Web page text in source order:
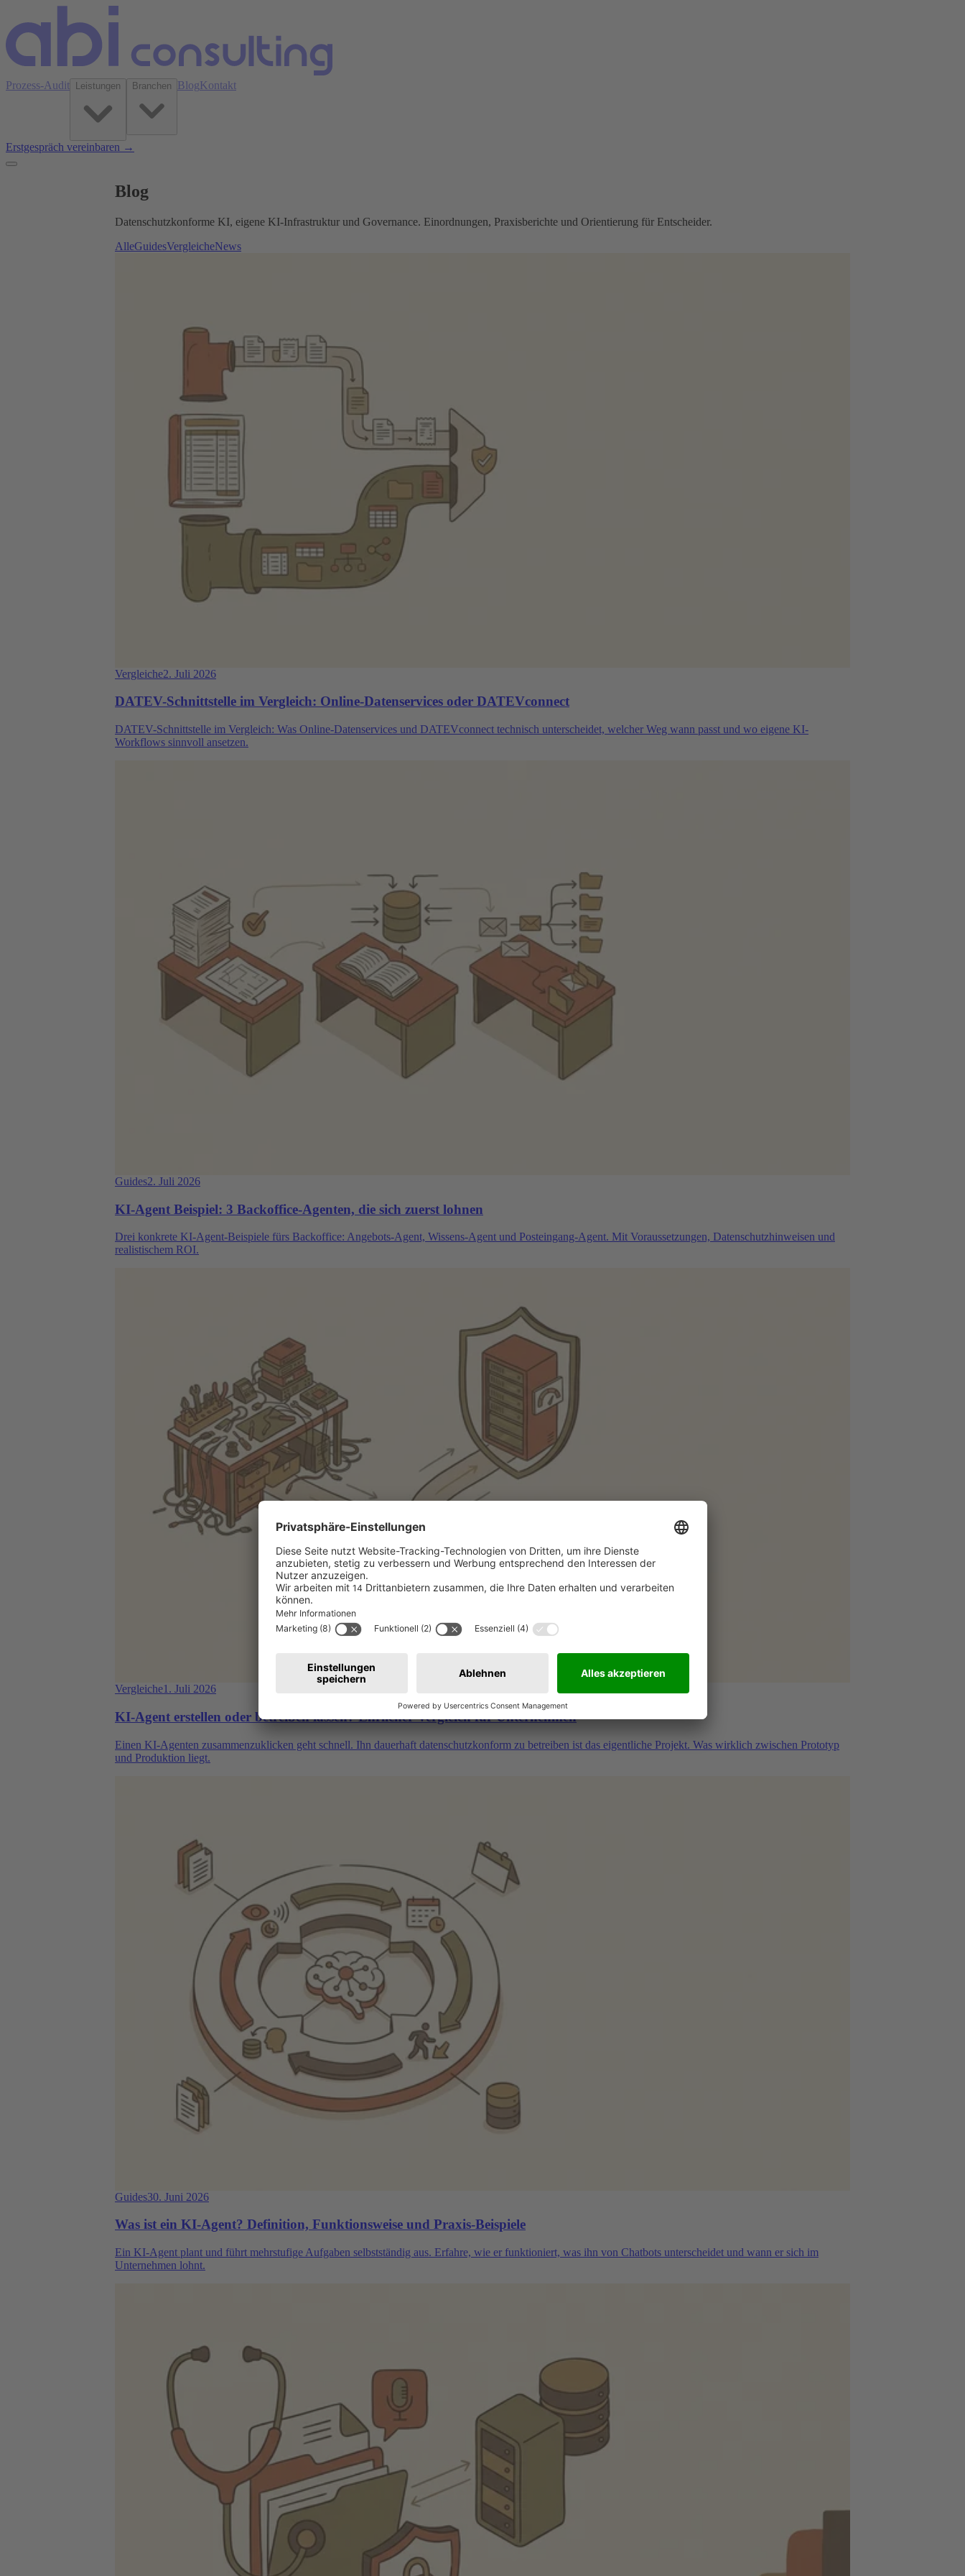
Prozess-Audit Leistungen Branchen BlogKontakt
Erstgespräch vereinbaren →
Blog
Datenschutzkonforme KI, eigene KI-Infrastruktur und Governance. Einordnungen, Praxisberichte und Orientierung für Entscheider.
AlleGuidesVergleicheNews
Vergleiche2. Juli 2026
DATEV-Schnittstelle im Vergleich: Online-Datenservices oder DATEVconnect
DATEV-Schnittstelle im Vergleich: Was Online-Datenservices und DATEVconnect technisch unterscheidet, welcher Weg wann passt und wo eigene KI-
Workflows sinnvoll ansetzen.
Guides2. Juli 2026
KI-Agent Beispiel: 3 Backoffice-Agenten, die sich zuerst lohnen
Drei konkrete KI-Agent-Beispiele fürs Backoffice: Angebots-Agent, Wissens-Agent und Posteingang-Agent. Mit Voraussetzungen, Datenschutzhinweisen und
realistischem ROI.
Vergleiche1. Juli 2026
KI-Agent erstellen oder betreiben lassen? Ehrlicher Vergleich für Unternehmen
Einen KI-Agenten zusammenzuklicken geht schnell. Ihn dauerhaft datenschutzkonform zu betreiben ist das eigentliche Projekt. Was wirklich zwischen Prototyp
und Produktion liegt.
Guides30. Juni 2026
Was ist ein KI-Agent? Definition, Funktionsweise und Praxis-Beispiele
Ein KI-Agent plant und führt mehrstufige Aufgaben selbstständig aus. Erfahre, wie er funktioniert, was ihn von Chatbots unterscheidet und wann er sich im
Unternehmen lohnt.